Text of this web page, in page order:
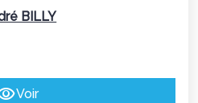
BILLY
Voir